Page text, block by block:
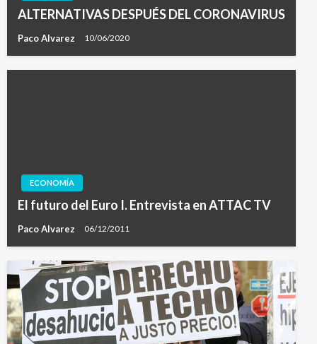
ALTERNATIVAS DESPUÉS DEL CORONAVIRUS
Paco Alvarez 10/06/2020
ECONOMÍA
El futuro del Euro I. Entrevista en ATTAC TV
Paco Alvarez 06/12/2011